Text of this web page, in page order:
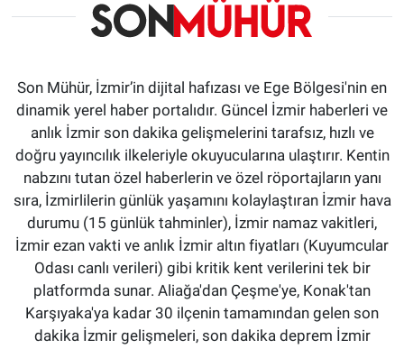
Son Mühür, İzmir’in dijital hafızası ve Ege Bölgesi'nin en
dinamik yerel haber portalıdır. Güncel İzmir haberleri ve
anlık İzmir son dakika gelişmelerini tarafsız, hızlı ve
doğru yayıncılık ilkeleriyle okuyucularına ulaştırır. Kentin
nabzını tutan özel haberlerin ve özel röportajların yanı
sıra, İzmirlilerin günlük yaşamını kolaylaştıran İzmir hava
durumu (15 günlük tahminler), İzmir namaz vakitleri,
İzmir ezan vakti ve anlık İzmir altın fiyatları (Kuyumcular
Odası canlı verileri) gibi kritik kent verilerini tek bir
platformda sunar. Aliağa'dan Çeşme'ye, Konak'tan
Karşıyaka'ya kadar 30 ilçenin tamamından gelen son
dakika İzmir gelişmeleri, son dakika deprem İzmir